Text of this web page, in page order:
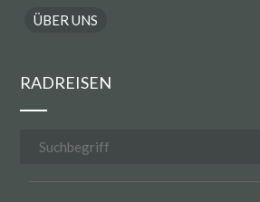
ÜBER UNS
RADREISEN